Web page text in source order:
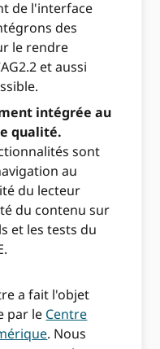
de l'interface
des
le rendre
et aussi
intégrée au
qualité.
sont
au
du lecteur
du contenu sur
et les tests du
a fait l'objet
par le Centre
. Nous